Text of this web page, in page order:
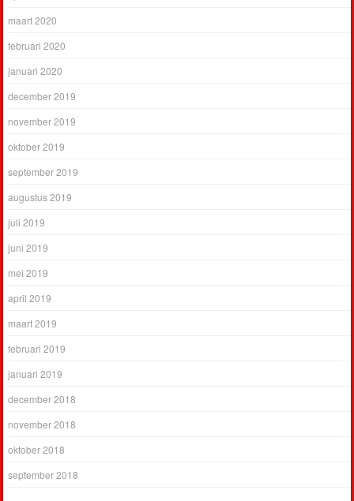
maart 2020
februari 2020
januari 2020
december 2019
november 2019
oktober 2019
september 2019
augustus 2019
juli 2019
juni 2019
mei 2019
april 2019
maart 2019
februari 2019
januari 2019
december 2018
november 2018
oktober 2018
september 2018